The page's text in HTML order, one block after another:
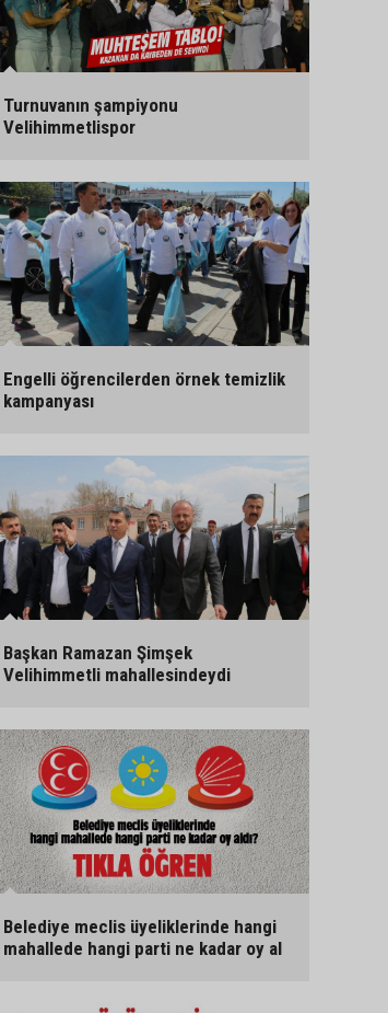
Turnuvanın şampiyonu
Velihimmetlispor
Engelli öğrencilerden örnek temizlik
kampanyası
Başkan Ramazan Şimşek
Velihimmetli mahallesindeydi
Belediye meclis üyeliklerinde hangi
mahallede hangi parti ne kadar oy al